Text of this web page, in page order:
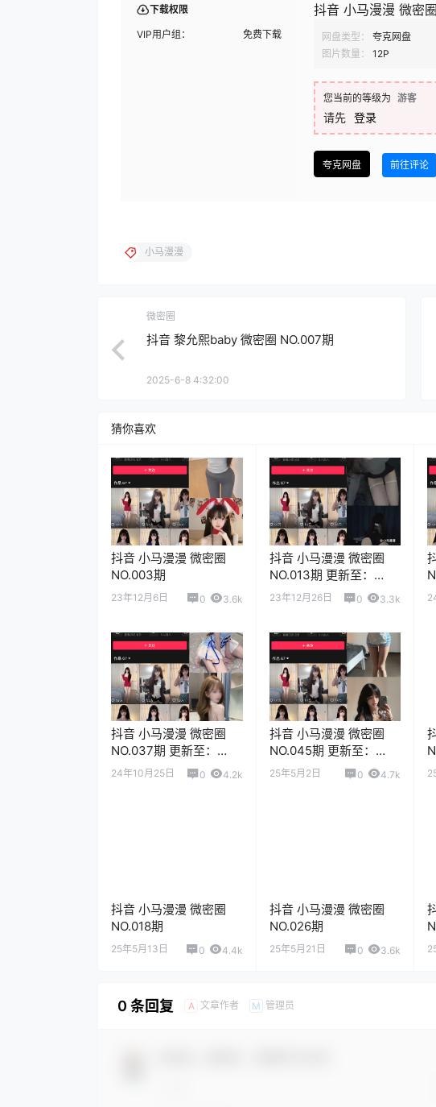
下载权限
VIP用户组： 免费下载
抖音 小马漫漫 微密
网盘类型： 夸克网盘
图片数量：
12P
您当前的等级为 游客
请先 登录
夸克网盘 前往评论
小马漫漫
微密圈
抖音 黎允熙baby 微密圈 NO.007期
2025-6-8 4:32:00
猜你喜欢
抖音 小马漫漫 微密圈
NO.003期
23年12月6日 0 3.6k
抖音 小马漫漫 微密圈
NO.013期 更新至：
2023.12.26
23年12月26日 0 3.3k
抖音 小马漫漫 微密圈
NO.037期 更新至：
2024.10.25
24年10月25日 0 4.2k
抖音 小马漫漫 微密圈
NO.045期 更新至：
2025.3.10
25年5月2日 0 4.7k
抖音 小马漫漫 微密圈
NO.018期
25年5月13日 0 4.4k
抖音 小马漫漫 微密圈
NO.026期
25年5月21日 0 3.6k
0 条回复 A 文章作者 M 管理员